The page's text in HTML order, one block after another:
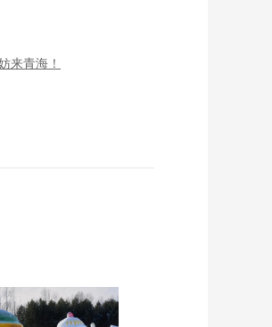
来青海！